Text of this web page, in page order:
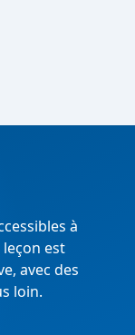
à
est
avec des
loin.